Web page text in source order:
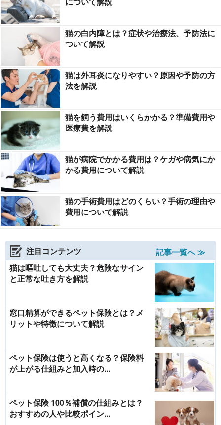
猫の白内障とは？症状や治療法、予防法に
ついて解説
猫は外耳炎になりやすい？原因や予防の方
法を解説
猫を飼う費用はいくらかかる？準備費用や
医療費を解説
猫が病院でかかる費用は？ケガや病気にか
かる費用について解説
猫の手術費用はどのくらい？手術の理由や
費用について解説
注目コンテンツ
記事一覧へ ≫
猫は嘔吐しても大丈夫？危険なサイン
と正常な吐き方を解説
窓口精算ができるペット保険とは？メ
リットや特徴について解説
ペット保険は使うと高くなる？保険料
が上がる仕組みと加入時の...
ペット保険 100％補償の仕組みとは？
おすすめの人や比較ポイン...